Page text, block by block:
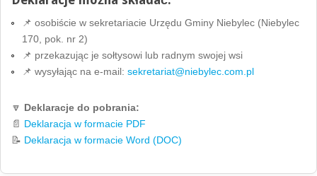
📌 osobiście w sekretariacie Urzędu Gminy Niebylec (Niebylec
170, pok. nr 2)
📌 przekazując je sołtysowi lub radnym swojej wsi
📌 wysyłając na e-mail: sekretariat@niebylec.com.pl
🔽 Deklaracje do pobrania:
📄 Deklaracja w formacie PDF
📝 Deklaracja w formacie Word (DOC)